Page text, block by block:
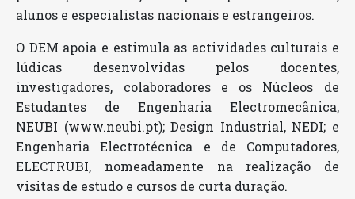
alunos e especialistas nacionais e estrangeiros.
O DEM apoia e estimula as actividades culturais e
lúdicas desenvolvidas pelos docentes,
investigadores, colaboradores e os Núcleos de
Estudantes de Engenharia Electromecânica,
NEUBI (www.neubi.pt); Design Industrial, NEDI; e
Engenharia Electrotécnica e de Computadores,
ELECTRUBI, nomeadamente na realização de
visitas de estudo e cursos de curta duração.